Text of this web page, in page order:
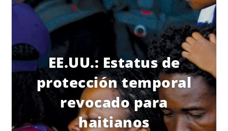
EE.UU.: Estatus de
protección temporal
revocado para
haitianos